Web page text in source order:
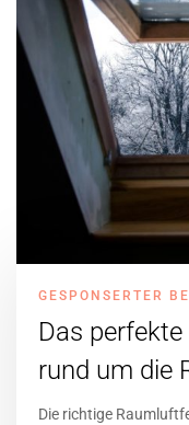
GESPONSERTER
Das
rund um die
Die richtige